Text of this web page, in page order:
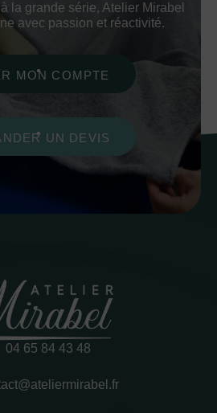
la grande série, Atelier Mirabel
avec passion et réactivité.
MON COMPTE
UN DEVIS
04 65 84 43 48